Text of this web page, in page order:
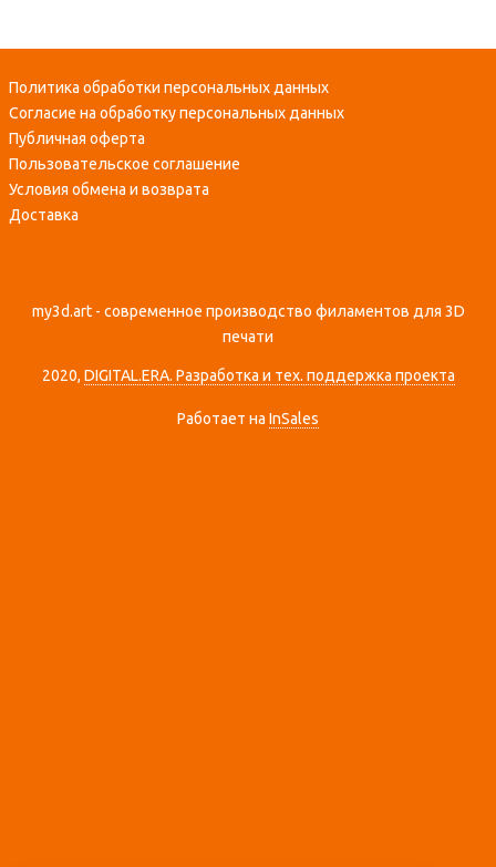
Политика обработки персональных данных
Согласие на обработку персональных данных
Публичная оферта
Пользовательское соглашение
Условия обмена и возврата
Доставка
my3d.art - современное производство филаментов для 3D
печати
2020, DIGITAL.ERA. Разработка и тех. поддержка проекта
Работает на InSales